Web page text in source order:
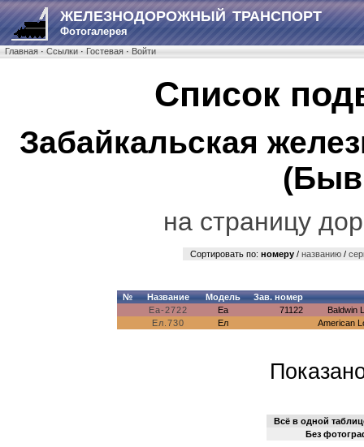
ЖЕЛЕЗНОДОРОЖНЫЙ ТРАНСПОРТ
Фотогалерея
Главная·Ссылки·Гостевая·Войти
Список
Забайкальская
на страницу
Сортировать по: номеру/ названию/
№ Название Модель
Зав. номер
Еа-2722
Еа 71122
Baldwin
Ел.730
Ел American
Всё в одной
Без